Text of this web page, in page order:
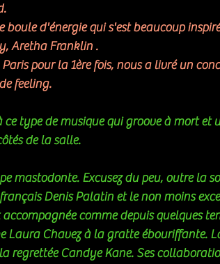
d'énergie qui s'est beaucoup
Aretha Franklin .
pour la 1ère fois, nous a livré un
feeling.
type de musique qui groove à mort et
de la salle.
mastodonte. Excusez du peu, outre la
Denis Palatin et le non moins
comme depuis quelques
Laura Chavez à la gratte ébouriffante.
regrettée Candye Kane. Ses